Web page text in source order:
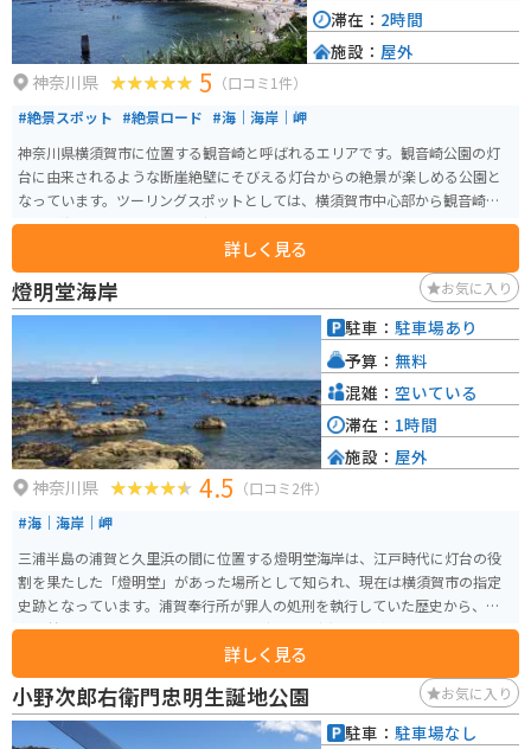
神奈川県 5 （口コミ1件）
#絶景スポット #絶景ロード #海｜海岸｜岬
神奈川県横須賀市に位置する観音崎と呼ばれるエリアです。観音崎公園の灯
台に由来されるような断崖絶壁にそびえる灯台からの絶景が楽しめる公園と
なっています。ツーリングスポットとしては、横須賀市中心部から観音崎に
かけて海沿いを走るため、気持ちの良い走りが体感できます。
詳しく見る
滞在： 2時間
施設： 屋外
燈明堂海岸 お気に入り
神奈川県 4.5 （口コミ2件）
#海｜海岸｜岬
三浦半島の浦賀と久里浜の間に位置する燈明堂海岸は、江戸時代に灯台の役
割を果たした「燈明堂」があった場所として知られ、現在は横須賀市の指定
史跡となっています。浦賀奉行所が罪人の処刑を執行していた歴史から、別
名「首切り場」とも呼ばれています。 京急久里浜駅から車で30分圏内という
アクセスの良さながら、三浦半島では珍しい細かい貝殻からなる白い砂浜
と、約500メートルにわたる広い浅瀬が続く穴場のスポットです。海水浴やス
ノーケリングの練習にも適しており、冬の澄んだ日には対岸の房総半島をき
れいに望むことができます。 隣接する有料駐車場のほか、バイクであれば浜
詳しく見る
駐車： 駐車場あり
予算： 無料
混雑： 空いている
滞在： 1時間
施設： 屋外
小野次郎右衛門忠明生誕地公園 お気に入り
駐車： 駐車場なし